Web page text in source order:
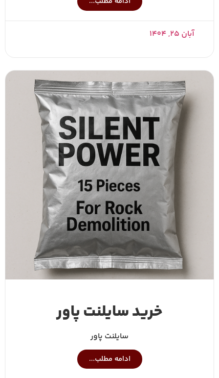
آبان ۲۵, ۱۴۰۴
خرید سایلنت پاور
سایلنت پاور
ادامه مطلب...